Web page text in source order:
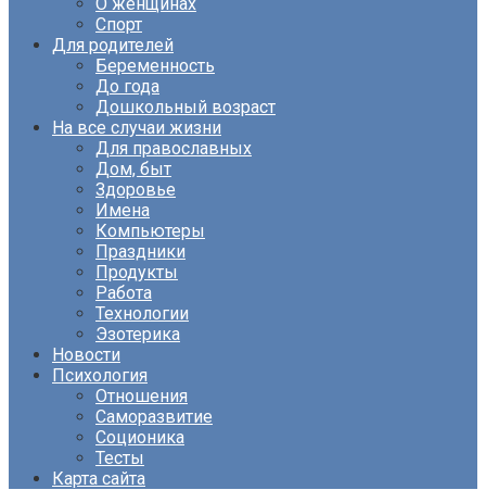
Спорт
Для родителей
Беременность
До года
Дошкольный возраст
На все случаи жизни
Для православных
Дом, быт
Здоровье
Имена
Компьютеры
Праздники
Продукты
Работа
Технологии
Эзотерика
Новости
Психология
Отношения
Саморазвитие
Соционика
Тесты
Карта сайта